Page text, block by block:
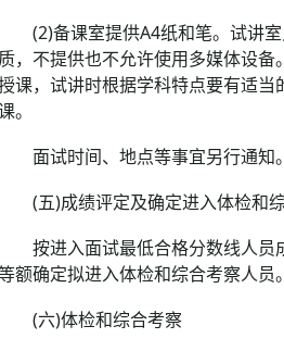
备课室提供A4纸和笔。试讲室
，不提供也不允许使用多媒体设备
课，试讲时根据学科特点要有适当
。
试时间、地点等事宜另行通知。
五)成绩评定及确定进入体检和综
进入面试最低合格分数线人员成
额确定拟进入体检和综合考察人员。
六)体检和综合考察